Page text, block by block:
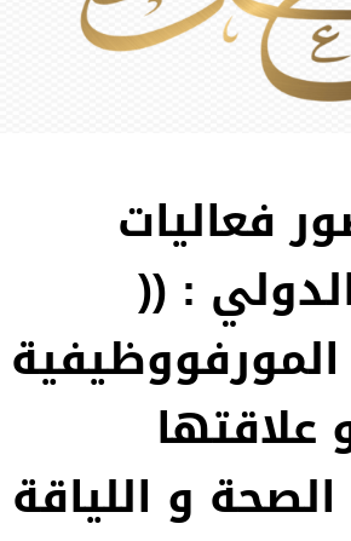
فعاليات
: ((
علاقتها
و اللياقة